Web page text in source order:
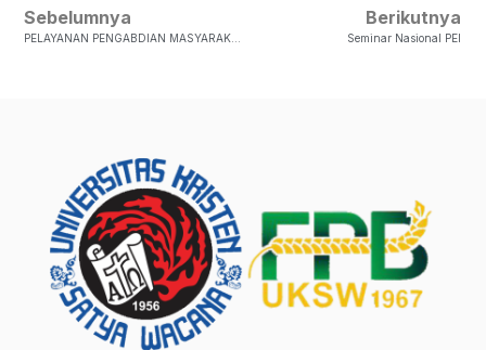
Sebelumnya Berikutnya
Seminar Nasional PEI